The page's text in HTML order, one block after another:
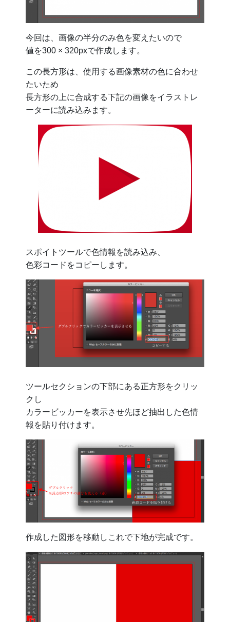
今回は、画像の半分のみ色を変えたいので
値を300 × 320pxで作成します。
この長方形は、使用する画像素材の色に合わせ
たいため
長方形の上に合成する下記の画像をイラストレ
ーターに読み込みます。
スポイトツールで色情報を読み込み、
色彩コードをコピーします。
ツールセクションの下部にある正方形をクリッ
クし
カラービッカーを表示させ先ほど抽出した色情
報を貼り付けます。
作成した図形を移動しこれで下地が完成です。